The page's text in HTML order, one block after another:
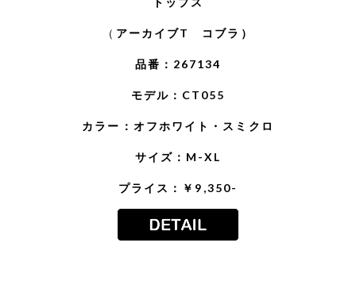
（ アーカイブT コブラ）
品番：267134
モデル：CT055
カラー：オフホワイト・スミクロ
サイズ：M-XL
プライス：￥9,350-